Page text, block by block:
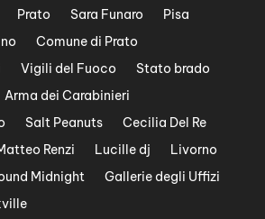
Prato Sara Funaro
Pisa
Comune di Prato
Vigili del Fuoco
Stato brado
Arma dei Carabinieri
Salt Peanuts
Cecilia Del Re
Renzi Lucille dj
Livorno
Midnight
Gallerie degli Uffizi